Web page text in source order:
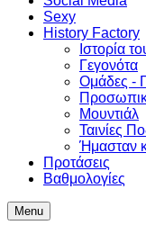
Sexy
History Factory
Ιστορία
Γεγονότα
Ομάδες -
Μουντιάλ
Ταινίες
Ήμασταν
Προτάσεις
Βαθμολογίες
Menu